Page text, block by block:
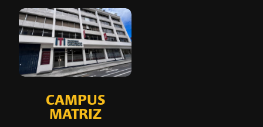
CAMPUS
MATRIZ